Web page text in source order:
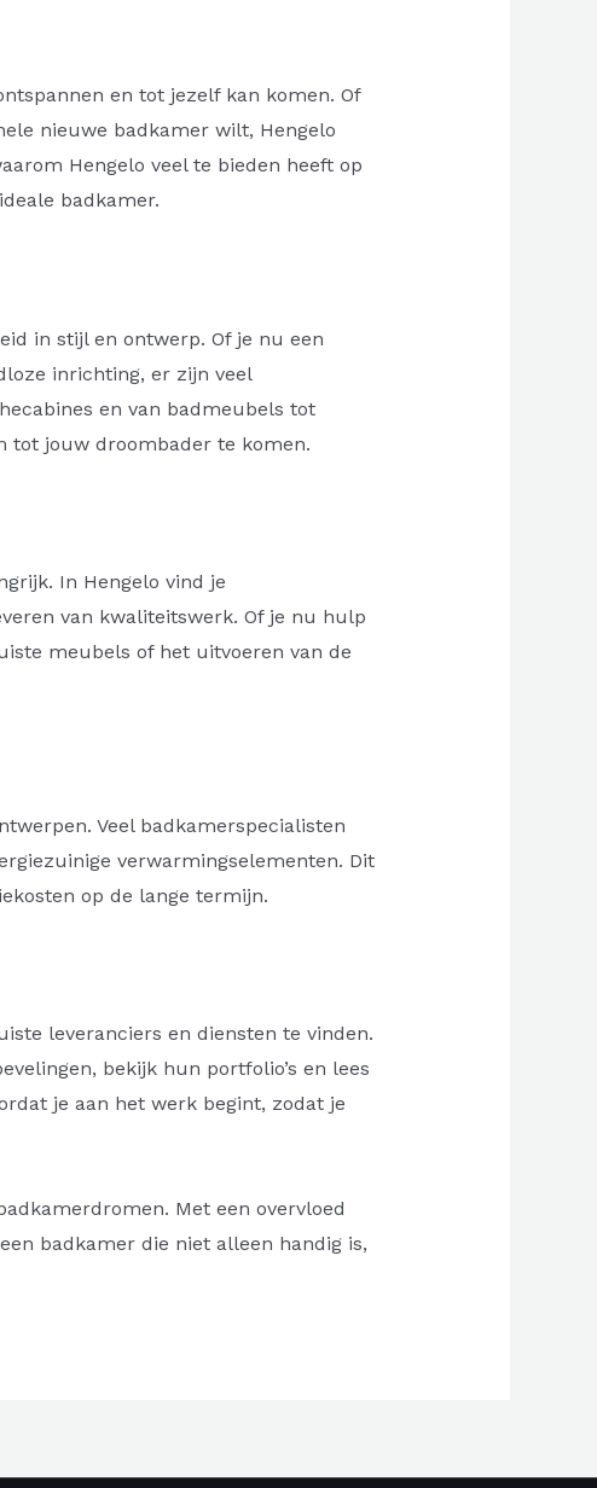
en tot jezelf kan komen. Of
nieuwe badkamer wilt, Hengelo
Hengelo veel te bieden heeft op
badkamer.
in stijl en ontwerp. Of je nu een
inrichting, er zijn veel
en van badmeubels tot
tot jouw droombader te komen.
In Hengelo vind je
van kwaliteitswerk. Of je nu hulp
meubels of het uitvoeren van de
Veel badkamerspecialisten
verwarmingselementen. Dit
op de lange termijn.
leveranciers en diensten te vinden.
bekijk hun portfolio’s en lees
je aan het werk begint, zodat je
Met een overvloed
badkamer die niet alleen handig is,